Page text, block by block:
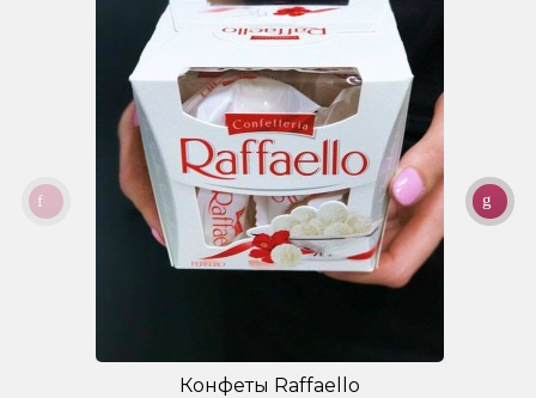
Конфеты Raffaello